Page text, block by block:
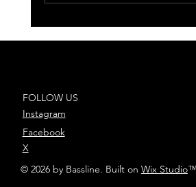
FOLLOW US
Instagram
Facebook
X
© 2026 by Bassline. Built on Wix Studio™